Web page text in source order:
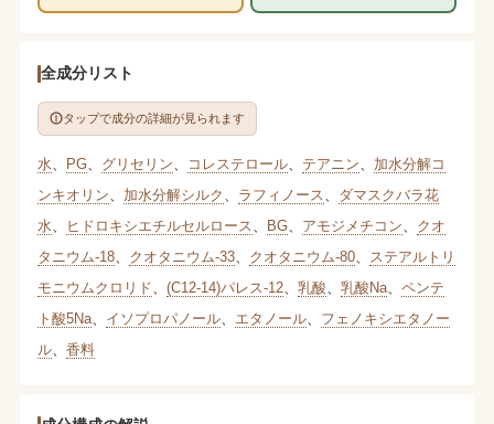
全成分リスト
タップで成分の詳細が見られます
水 PG、 グリセリン コレステロール、 テアニン
加水分解コ
ンキオリン
加水分解シルク ラフィノース
ダマスクバラ花
水
ヒドロキシエチルセルロース BG、 アモジメチコン
クオ
タニウム-18、 クオタニウム-33、 クオタニウム-80、
ステアルトリ
モニウムクロリド
(C12-14)パレス-12、 乳酸 乳酸Na、 ペンテ
ト酸5Na、 イソプロパノール、 エタノール、 フェノキシエタノー
ル、 香料